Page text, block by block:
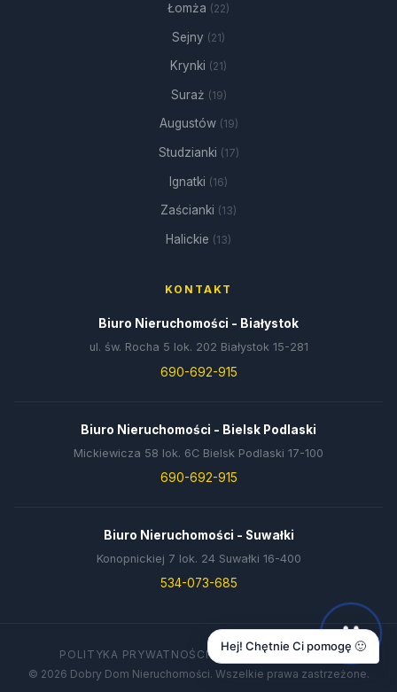
Łomża (22)
Sejny (21)
Krynki (21)
Suraż (19)
Augustów (19)
Studzianki (17)
Ignatki (16)
Zaścianki (13)
Halickie (13)
KONTAKT
Biuro Nieruchomości - Białystok
ul. św. Rocha 5 lok. 202 Białystok 15-281
690-692-915
Biuro Nieruchomości - Bielsk Podlaski
Mickiewicza 58 lok. 6C Bielsk Podlaski 17-100
690-692-915
Biuro Nieruchomości - Suwałki
Konopnickiej 7 lok. 24 Suwałki 16-400
534-073-685
POLITYKA PRYWATNOŚCIDANE FIRMYKONTAKT
© 2026 Dobry Dom Nieruchomości. Wszelkie prawa zastrzeżone.
Hej! Chętnie Ci pomogę 🙂